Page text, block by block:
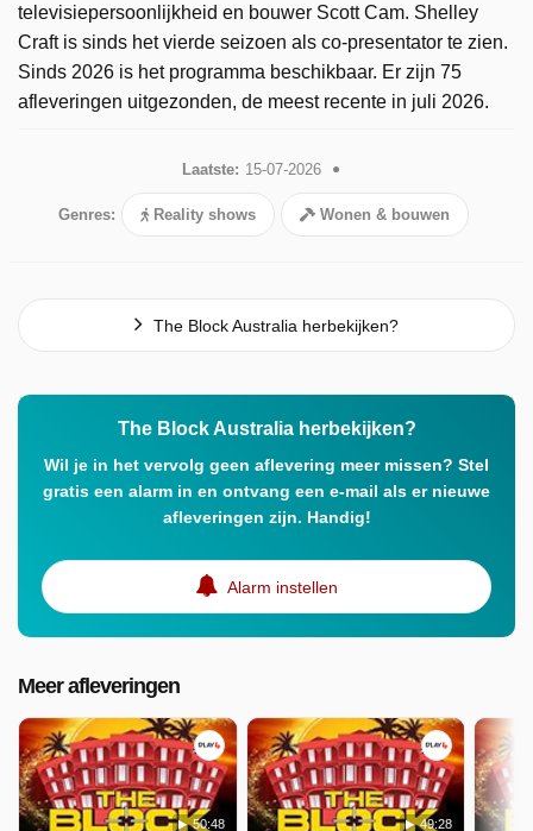
televisiepersoonlijkheid en bouwer Scott Cam. Shelley
Craft is sinds het vierde seizoen als co-presentator te zien.
Sinds 2026 is het programma beschikbaar. Er zijn 75
afleveringen uitgezonden, de meest recente in juli 2026.
Laatste: 15-07-2026
Genres: Reality shows Wonen & bouwen
The Block Australia herbekijken?
The Block Australia herbekijken?
Wil je in het vervolg geen aflevering meer missen? Stel
gratis een alarm in en ontvang een e-mail als er nieuwe
afleveringen zijn. Handig!
Alarm instellen
Meer afleveringen
50:48 49:28